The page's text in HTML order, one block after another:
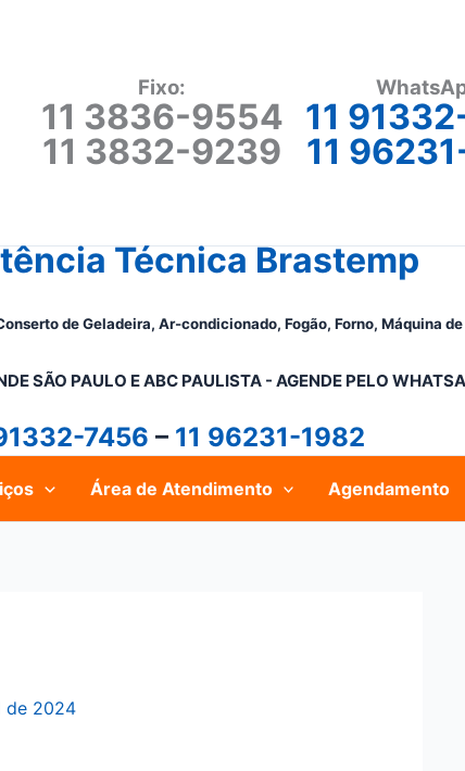
Fixo:
11 3836-9554
11 3832-9239
11
11
Técnica Brastemp
de Geladeira, Ar-condicionado, Fogão, Forno, Máquina
SÃO PAULO E ABC PAULISTA - AGENDE PELO
7456 – 11 96231-1982
Área de Atendimento Agendamento
de 2024